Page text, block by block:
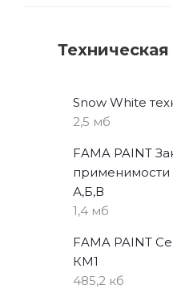
Snow White
2,5 мб
FAMA PAINT
применимости
А,Б,В
1,4 мб
FAMA PAINT
КМ1
485,2 кб